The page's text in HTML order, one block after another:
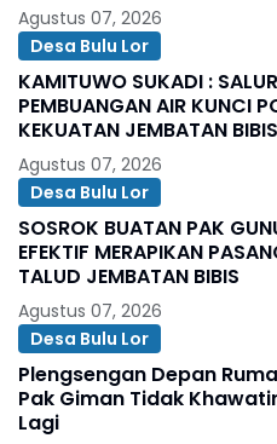
Agustus 07, 2026
Desa Bulu Lor
KAMITUWO SUKADI :
PEMBUANGAN AIR KUNCI
KEKUATAN JEMBATAN BIBIS
Agustus 07, 2026
Desa Bulu Lor
SOSROK BUATAN PAK
EFEKTIF MERAPIKAN
TALUD JEMBATAN BIBIS
Agustus 07, 2026
Desa Bulu Lor
Plengsengan Depan
Pak Giman Tidak
Lagi